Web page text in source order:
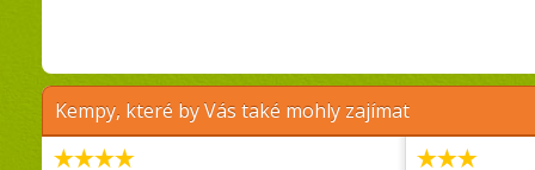
Kempy, které by Vás také mohly zajímat